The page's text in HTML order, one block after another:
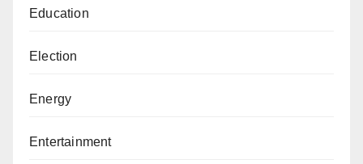
Education
Election
Energy
Entertainment